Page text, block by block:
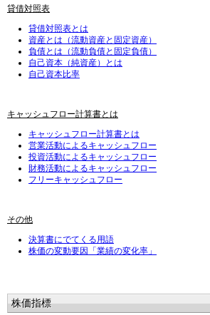
貸借対照表
貸借対照表とは
資産とは（流動資産と固定資産）
負債とは（流動負債と固定負債）
自己資本（純資産）とは
自己資本比率
キャッシュフロー計算書とは
キャッシュフロー計算書とは
営業活動によるキャッシュフロー
投資活動によるキャッシュフロー
財務活動によるキャッシュフロー
フリーキャッシュフロー
その他
決算書にでてくる用語
株価の変動要因「業績の変化率」
株価指標